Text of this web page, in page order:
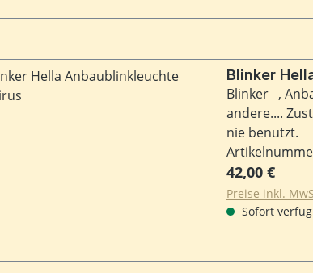
Blinker
Blinker ,
andere....
nie benutzt.
Regulärer
42,00 €
Preise inkl.
Sofort